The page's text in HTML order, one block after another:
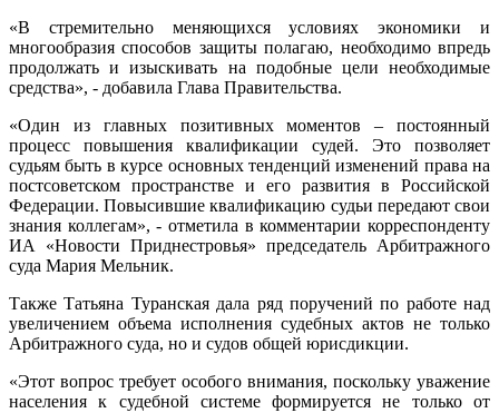
«В стремительно меняющихся условиях экономики и
многообразия способов защиты полагаю, необходимо впредь
продолжать и изыскивать на подобные цели необходимые
средства», - добавила Глава Правительства.
«Один из главных позитивных моментов – постоянный
процесс повышения квалификации судей. Это позволяет
судьям быть в курсе основных тенденций изменений права на
постсоветском пространстве и его развития в Российской
Федерации. Повысившие квалификацию судьи передают свои
знания коллегам», - отметила в комментарии корреспонденту
ИА «Новости Приднестровья» председатель Арбитражного
суда Мария Мельник.
Также Татьяна Туранская дала ряд поручений по работе над
увеличением объема исполнения судебных актов не только
Арбитражного суда, но и судов общей юрисдикции.
«Этот вопрос требует особого внимания, поскольку уважение
населения к судебной системе формируется не только от